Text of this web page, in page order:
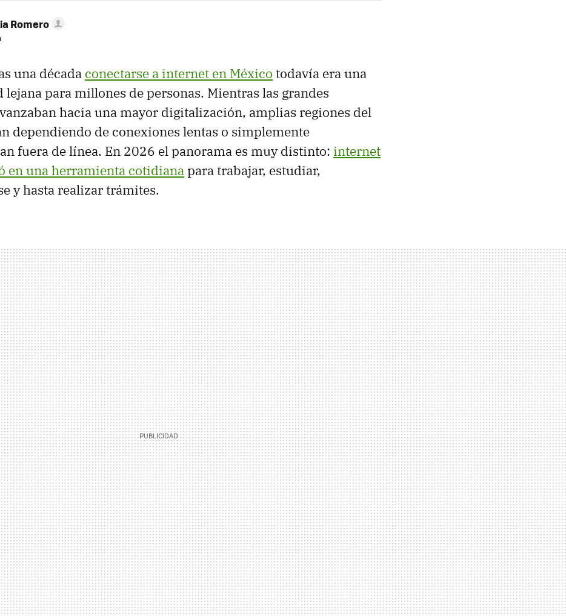
Romero
una década conectarse a internet en México todavía era una
para millones de personas. Mientras las grandes
hacia una mayor digitalización, amplias regiones del
dependiendo de conexiones lentas o simplemente
fuera de línea. En 2026 el panorama es muy distinto: internet
en una herramienta cotidianapara trabajar, estudiar,
y hasta realizar trámites.